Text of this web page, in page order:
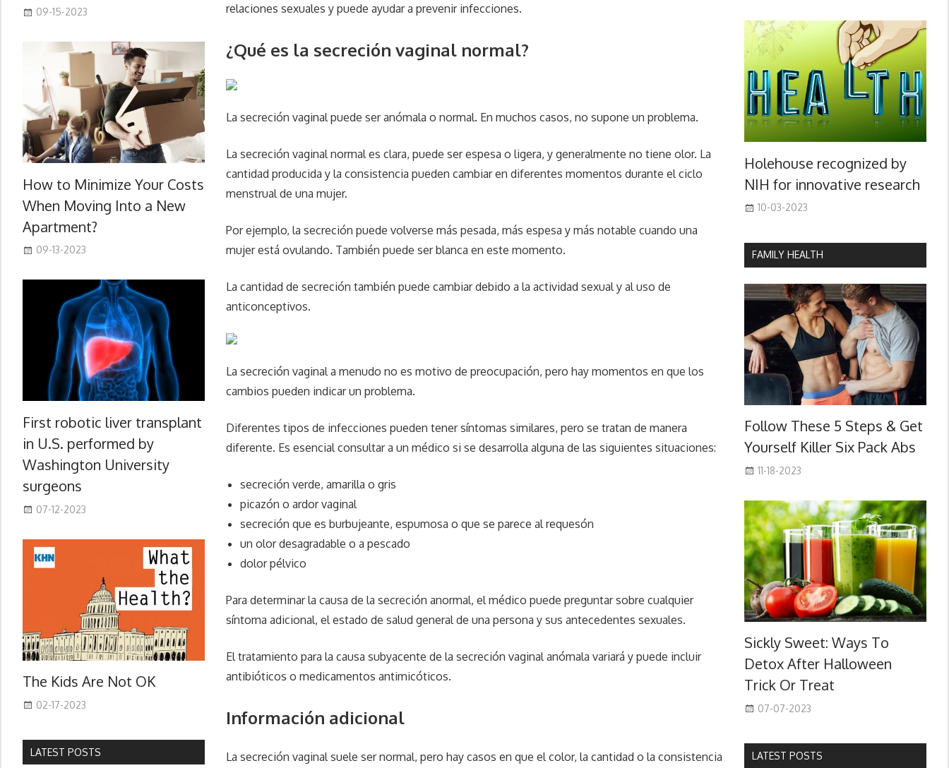
relaciones sexuales y puede ayudar a prevenir infecciones.
¿Qué es la secreción vaginal normal?
La secreción vaginal puede ser anómala o normal. En muchos casos, no supone un problema.
La secreción vaginal normal es clara, puede ser espesa o ligera, y generalmente no tiene olor. La
cantidad producida y la consistencia pueden cambiar en diferentes momentos durante el ciclo
menstrual de una mujer.
Por ejemplo, la secreción puede volverse más pesada, más espesa y más notable cuando una
mujer está ovulando. También puede ser blanca en este momento.
La cantidad de secreción también puede cambiar debido a la actividad sexual y al uso de
anticonceptivos.
La secreción vaginal a menudo no es motivo de preocupación, pero hay momentos en que los
cambios pueden indicar un problema.
Diferentes tipos de infecciones pueden tener síntomas similares, pero se tratan de manera
diferente. Es esencial consultar a un médico si se desarrolla alguna de las siguientes situaciones:
secreción verde, amarilla o gris
picazón o ardor vaginal
secreción que es burbujeante, espumosa o que se parece al requesón
un olor desagradable o a pescado
dolor pélvico
Para determinar la causa de la secreción anormal, el médico puede preguntar sobre cualquier
síntoma adicional, el estado de salud general de una persona y sus antecedentes sexuales.
El tratamiento para la causa subyacente de la secreción vaginal anómala variará y puede incluir
antibióticos o medicamentos antimicóticos.
Información adicional
La secreción vaginal suele ser normal, pero hay casos en que el color, la cantidad o la consistencia
09-15-2023
How to Minimize Your Costs
When Moving Into a New
Apartment?
09-13-2023
First robotic liver transplant
in U.S. performed by
Washington University
surgeons
07-12-2023
The Kids Are Not OK
02-17-2023
LATEST POSTS
Holehouse recognized by
NIH for innovative research
10-03-2023
FAMILY HEALTH
Follow These 5 Steps & Get
Yourself Killer Six Pack Abs
11-18-2023
Sickly Sweet: Ways To
Detox After Halloween
Trick Or Treat
07-07-2023
LATEST POSTS